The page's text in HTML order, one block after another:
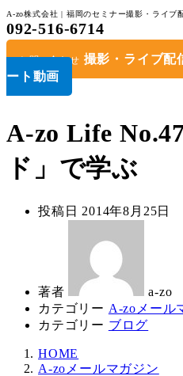
A-zo株式会社 | 福岡のセミナー撮影・ライブ
092-516-6714
お問い合わせ 撮影・ライブ配
ート動画
A-zo Life
ド」で学ぶ
投稿日 2014年8月25日
著者
a-zo
カテゴリー A-zoメール
カテゴリー ブログ
HOME
A-zoメールマガジン